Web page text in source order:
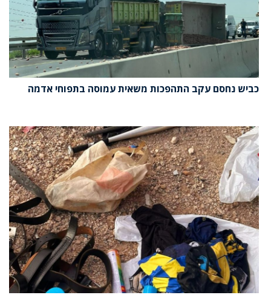
כביש נחסם עקב התהפכות משאית עמוסה בתפוחי אדמה